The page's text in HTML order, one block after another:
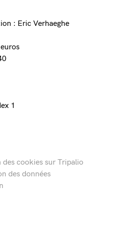
: Eric Verhaeghe
1
cookies sur Tripalio
des données